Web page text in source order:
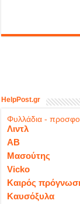
HelpPost.gr
Φυλλάδια -
Λιντλ
ΑΒ
Μασούτης
Vicko
Καιρός
Καυσόξυλα